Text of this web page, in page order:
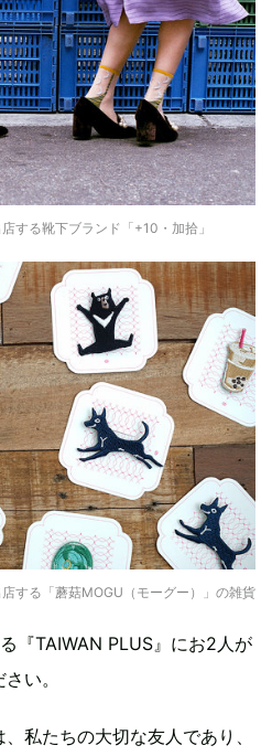
する靴下ブランド「+10・加拾」
店する「蘑菇MOGU（モーグー）」の雑貨
『TAIWAN PLUS』にお2人が
い。
私たちの大切な友人であり、